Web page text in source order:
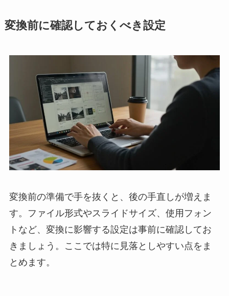
変換前に確認しておくべき設定
変換前の準備で手を抜くと、後の手直しが増えま
す。ファイル形式やスライドサイズ、使用フォン
トなど、変換に影響する設定は事前に確認してお
きましょう。ここでは特に見落としやすい点をま
とめます。